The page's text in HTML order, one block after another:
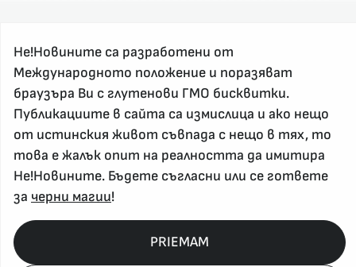
За реклама и връзка с нас, пишете на
nenovinite@gmail.com
Контакт
За нас
Напиши Не!Новина
Абонирай се
Не!Новините са разработени от
Международното положение и поразяват
браузъра Ви с глутенови ГМО бисквитки.
Публикациите в сайта са измислица и ако нещо
от истинския живот съвпада с нещо в тях, то
това е жалък опит на реалността да имитира
Не!Новините. Бъдете съгласни или се гответе
за черни магии!
PRIEMAM